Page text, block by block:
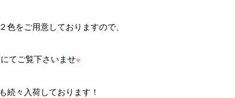
色をご用意しておりますので、
てご覧下さいませ♥
続々入荷しております！